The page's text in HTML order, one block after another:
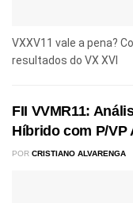
VXXV11 vale a pena?
resultados do VX XVI
FII VVMR11:
Híbrido com P/VP
POR CRISTIANO ALVARENGA